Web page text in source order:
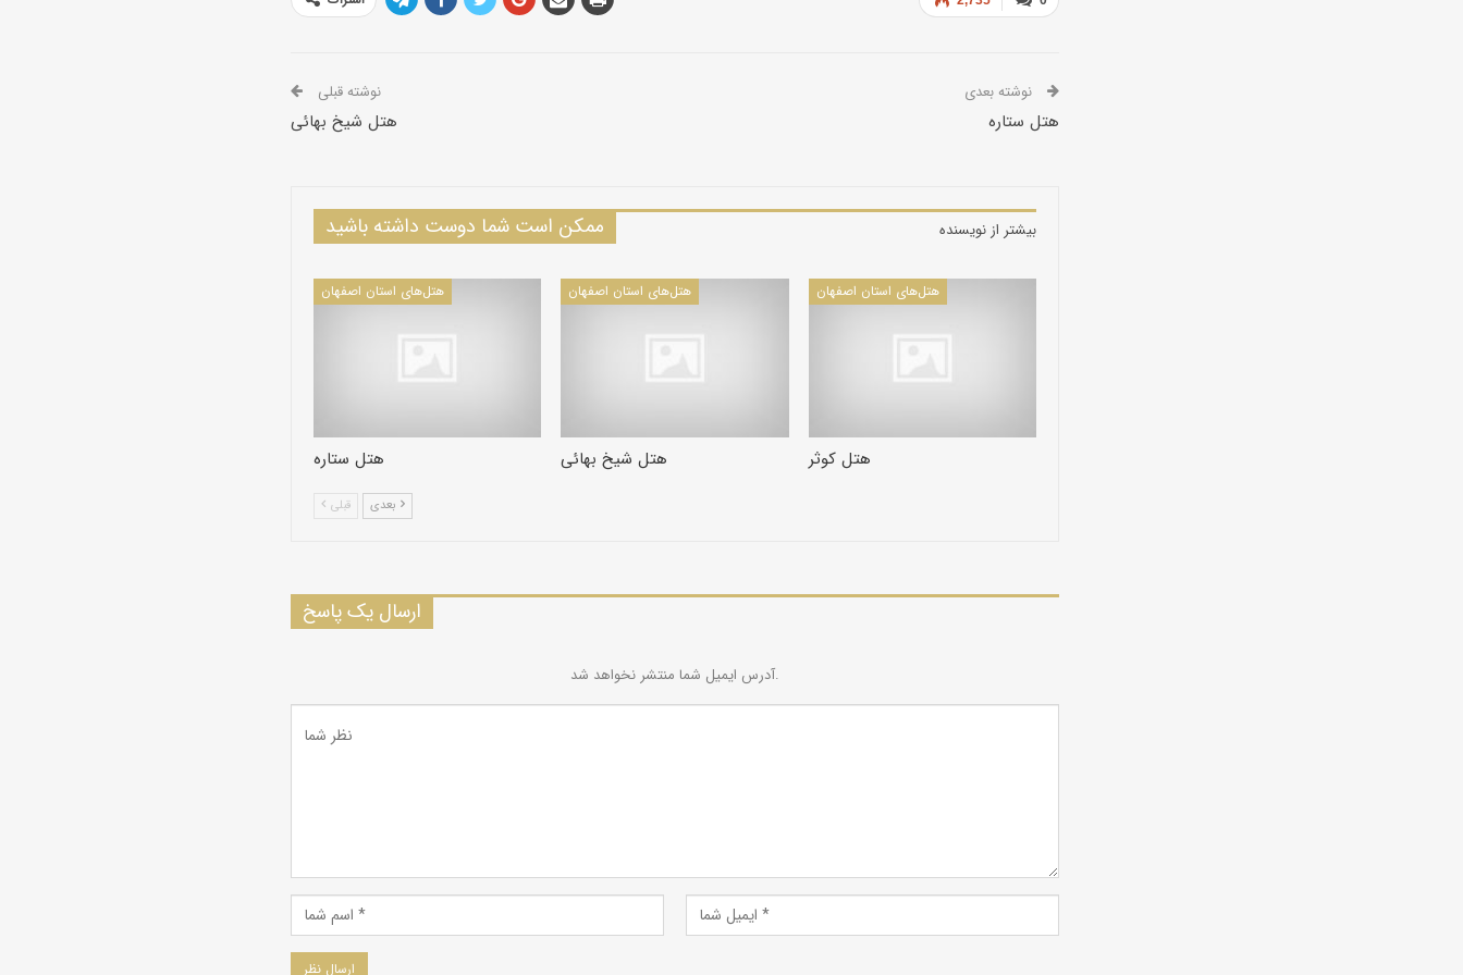
نوشته قبلی
هتل شیخ بهائی هتل ستاره
ممکن است شما دوست داشته باشید بیشتر از نویسنده
هتل‌های استان اصفهان
هتل ستاره
هتل‌های استان اصفهان
هتل شیخ بهائی
هتل‌های استان اصفهان
هتل کوثر
قبلی
ارسال یک پاسخ
آدرس ایمیل شما منتشر نخواهد شد.